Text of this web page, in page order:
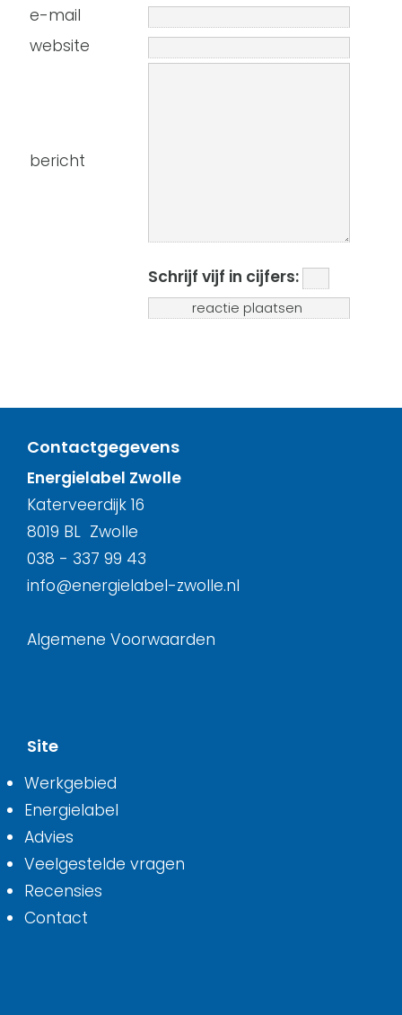
e-mail
website
bericht
Schrijf vijf in cijfers:
Contactgegevens
Energielabel Zwolle
Katerveerdijk 16
8019 BL Zwolle
038 - 337 99 43
info@energielabel-zwolle.nl
Algemene Voorwaarden
Site
Werkgebied
Energielabel
Advies
Veelgestelde vragen
Recensies
Contact